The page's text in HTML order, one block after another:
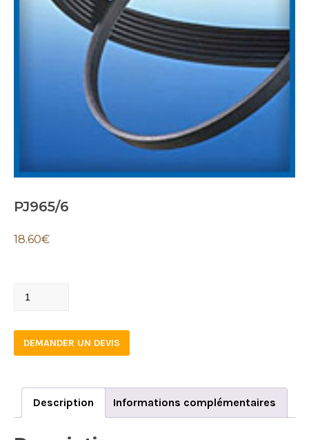
PJ965/6
18.60€
PJ965/6
DEMANDER UN DEVIS
Description Informations complémentaires